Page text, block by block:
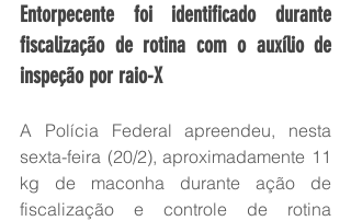
Entorpecente foi identificado durante
fiscalização de rotina com o auxílio de
inspeção por raio-X
A Polícia Federal apreendeu, nesta
sexta-feira (20/2), aproximadamente 11
kg de maconha durante ação de
fiscalização e controle de rotina